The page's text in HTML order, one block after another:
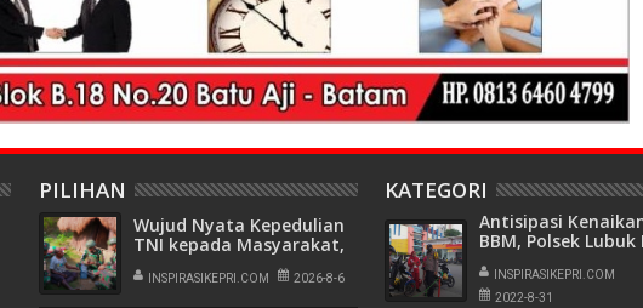
PILIHAN
Wujud Nyata Kepedulian
TNI kepada Masyarakat,
Satgas Yonif 136/Tuah
Sakti Gelar Pengobatan
INSPIRASIKEPRI.COM 2026-8-6
KATEGORI
Antisipasi
BBM, Polsek Lubuk
Pantau SPBU
BCS Mall
INSPIRASIKEPRI.COM
2022-8-31